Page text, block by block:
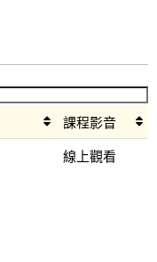
課程影音
線上觀看